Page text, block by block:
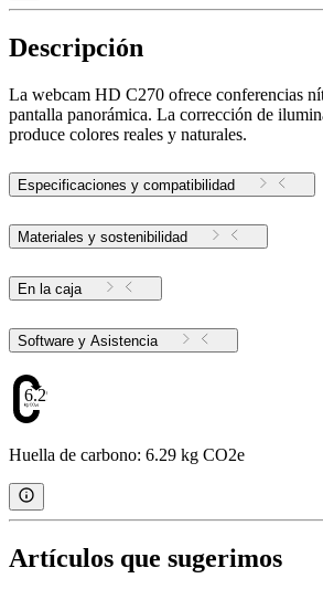
Descripción
La webcam HD C270 ofrece conferencias
pantalla panorámica. La corrección de
produce colores reales y naturales.
Especificaciones y compatibilidad
Materiales y sostenibilidad
En la caja
Software y Asistencia
6.29
Huella de carbono: 6.29 kg CO2e
Artículos que sugerimos